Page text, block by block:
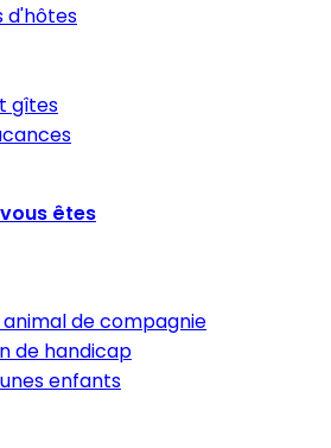
d'hôtes
gîtes
êtes
de compagnie
de handicap
enfants